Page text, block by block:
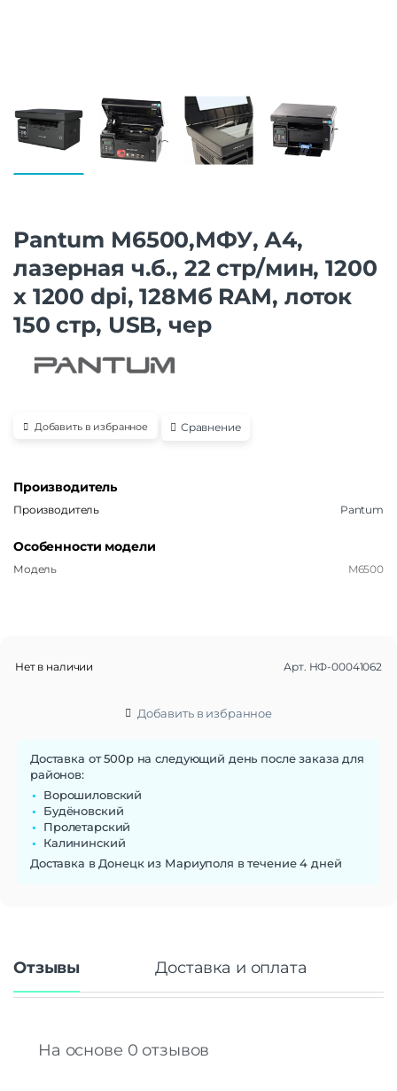
Pantum M6500,МФУ, А4,
лазерная ч.б., 22 стр/мин, 1200
x 1200 dpi, 128Мб RAM, лоток
150 стр, USB, чер
Добавить в избранное Сравнение
Производитель
Производитель Pantum
Особенности модели
Модель M6500
Нет в наличии Арт. НФ-00041062
Добавить в избранное
Доставка от 500р на следующий день после заказа для
районов:
Ворошиловский
Будёновский
Пролетарский
Калининский
Доставка в Донецк из Мариуполя в течение 4 дней
Отзывы Доставка и оплата
На основе 0 отзывов